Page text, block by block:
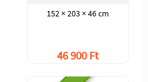
152 × 203 × 46 cm
46 900 Ft